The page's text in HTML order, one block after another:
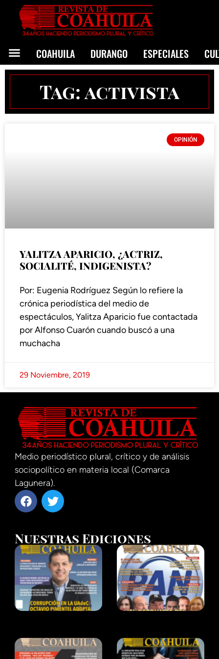
COAHUILA DURANGO ESPECIALES
Tag: activista
OPINIÓN
YALITZA APARICIO, ¿ACTRIZ,
SOCIALITÉ, INDIGENISTA?
Por: Eugenia Rodríguez Según lo refiere la
crónica periodística del medio de
espectáculos, Yalitza Aparicio fue contactada
por Alfonso Cuarón cuando buscó a una
muchacha
29 Noviembre, 2019
Medio periodístico plural, crítico y de análisis
sociopolítico en materia local (Comarca
Lagunera).
Nuestras Ediciones